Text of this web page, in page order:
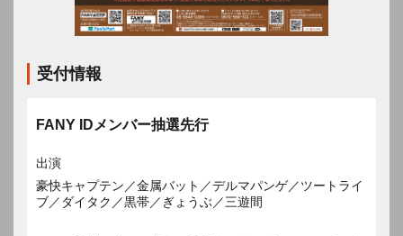
受付情報
FANY IDメンバー抽選先行
出演
豪快キャプテン／金属バット／デルマパンゲ／ツートライ
ブ／ダイタク／黒帯／ぎょうぶ／三遊間